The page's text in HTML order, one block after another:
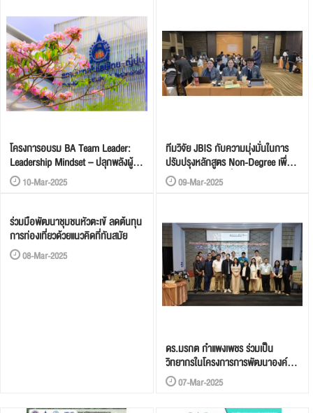
โครงการอบรม BA Team Leader:
Leadership Mindset – ปลุกพลังผู้นำ
รุ่นใหม่10-Mar-2025
ทีมวิจัย JBIS กับความมุ่งมั่นในการ
ปรับปรุงหลักสูตร Non-Degree เพื่อ
อนาคตการเรียนรู้ที่ตอบโจทย์ภาค
ธุรกิจ09-Mar-2025
ร่วมมือพัฒนาชุมชนหัวตะเข้ ลดต้นทุน
การท่องเที่ยวด้วยแนวคิดที่ทันสมัย
08-Mar-2025
ดร.มรกต กำแพงเพชร ร่วมเป็น
วิทยากรในโครงการการพัฒนาองค์
ความรู้และศักยภาพด้านการบริหาร
จัดการ07-Mar-2025